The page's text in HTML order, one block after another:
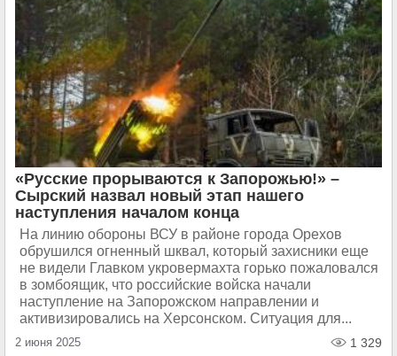
«Русские прорываются к Запорожью!» –
Сырский назвал новый этап нашего
наступления началом конца
На линию обороны ВСУ в районе города Орехов
обрушился огненный шквал, который захисники еще
не видели Главком укровермахта горько пожаловался
в зомбоящик, что российские войска начали
наступление на Запорожском направлении и
активизировались на Херсонском. Ситуация для...
2 июня 2025 1 329